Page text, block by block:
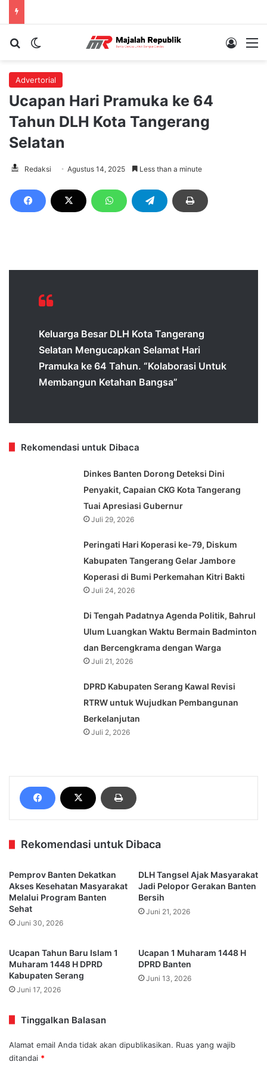
Cari berita...Switch skin Log In
Advertorial
Ucapan Hari Pramuka ke 64
Tahun DLH Kota Tangerang
Selatan
Redaksi Agustus 14, 2025 Less than a minute
Keluarga Besar DLH Kota Tangerang
Selatan Mengucapkan Selamat Hari
Pramuka ke 64 Tahun. “Kolaborasi Untuk
Membangun Ketahan Bangsa”
Rekomendasi untuk Dibaca
Dinkes Banten Dorong Deteksi Dini
Penyakit, Capaian CKG Kota Tangerang
Tuai Apresiasi Gubernur
Juli 29, 2026
Peringati Hari Koperasi ke-79, Diskum
Kabupaten Tangerang Gelar Jambore
Koperasi di Bumi Perkemahan Kitri Bakti
Juli 24, 2026
Di Tengah Padatnya Agenda Politik, Bahrul
Ulum Luangkan Waktu Bermain Badminton
dan Bercengkrama dengan Warga
Juli 21, 2026
DPRD Kabupaten Serang Kawal Revisi
RTRW untuk Wujudkan Pembangunan
Berkelanjutan
Juli 2, 2026
Rekomendasi untuk Dibaca
Pemprov Banten Dekatkan
Akses Kesehatan Masyarakat
Melalui Program Banten
Sehat
Juni 30, 2026
DLH Tangsel Ajak Masyarakat
Jadi Pelopor Gerakan Banten
Bersih
Juni 21, 2026
Ucapan Tahun Baru Islam 1
Muharam 1448 H DPRD
Kabupaten Serang
Juni 17, 2026
Ucapan 1 Muharam 1448 H
DPRD Banten
Juni 13, 2026
Tinggalkan Balasan
Alamat email Anda tidak akan dipublikasikan. Ruas yang wajib
ditandai *